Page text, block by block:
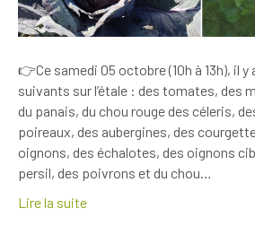
👉Ce samedi 05 octobre (10h à 13h), il y
suivants sur l’étale : des tomates, des
du panais, du chou rouge des céleris,
poireaux, des aubergines, des
oignons, des échalotes, des oignons
persil, des poivrons et du chou…
Lire la suite